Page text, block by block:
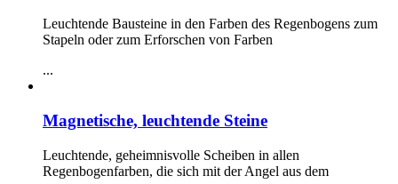
Leuchtende Bausteine in den Farben des Regenbogens zum
Stapeln oder zum Erforschen von Farben
...
Magnetische, leuchtende Steine
Leuchtende, geheimnisvolle Scheiben in allen
Regenbogenfarben, die sich mit der Angel aus dem